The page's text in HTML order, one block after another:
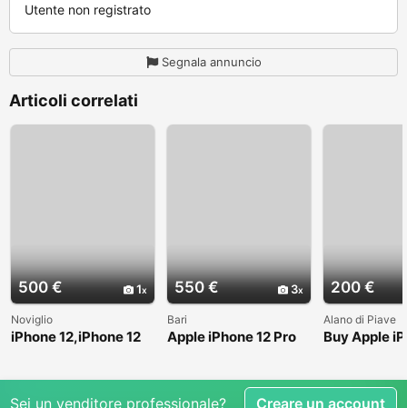
Utente non registrato
Segnala annuncio
Articoli correlati
500 € 1
Noviglio
iPhone 12,iPhone 12
550 € 3
Bari
Apple iPhone 12 Pro
200 €
Alano di Piave
Buy Apple
Sei un venditore professionale? Creare un account